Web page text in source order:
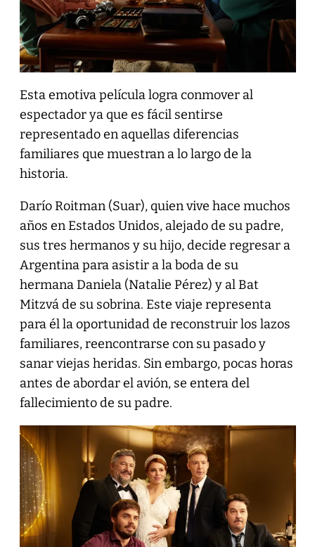
Esta emotiva película logra conmover al
espectador ya que es fácil sentirse
representado en aquellas diferencias
familiares que muestran a lo largo de la
historia.
Darío Roitman (Suar), quien vive hace muchos
años en Estados Unidos, alejado de su padre,
sus tres hermanos y su hijo, decide regresar a
Argentina para asistir a la boda de su
hermana Daniela (Natalie Pérez) y al Bat
Mitzvá de su sobrina. Este viaje representa
para él la oportunidad de reconstruir los lazos
familiares, reencontrarse con su pasado y
sanar viejas heridas. Sin embargo, pocas horas
antes de abordar el avión, se entera del
fallecimiento de su padre.